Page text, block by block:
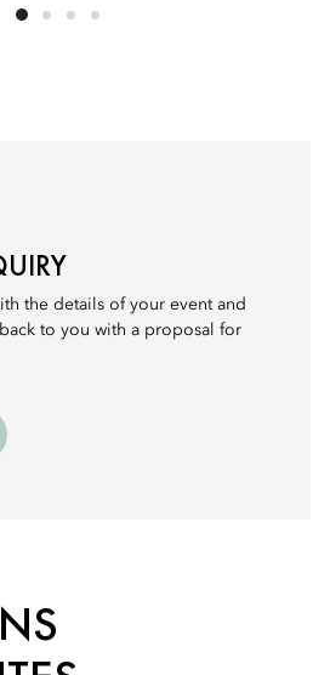
the details of your event and
to you with a proposal for